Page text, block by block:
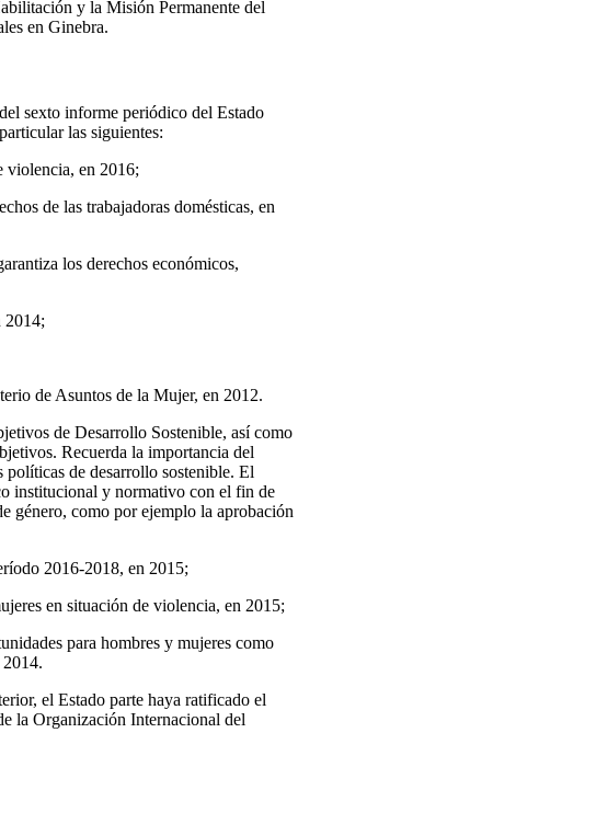
y la Misión Permanente del
en Ginebra.
sexto informe periódico del Estado
las siguientes:
violencia, en 2016;
de las trabajadoras domésticas, en
los derechos económicos,
2014;
de Asuntos de la Mujer, en 2012.
de Desarrollo Sostenible, así como
Recuerda la importancia del
de desarrollo sostenible. El
institucional y normativo con el fin de
género, como por ejemplo la aprobación
2016-2018, en 2015;
en situación de violencia, en 2015;
para hombres y mujeres como
el Estado parte haya ratificado el
la Organización Internacional del